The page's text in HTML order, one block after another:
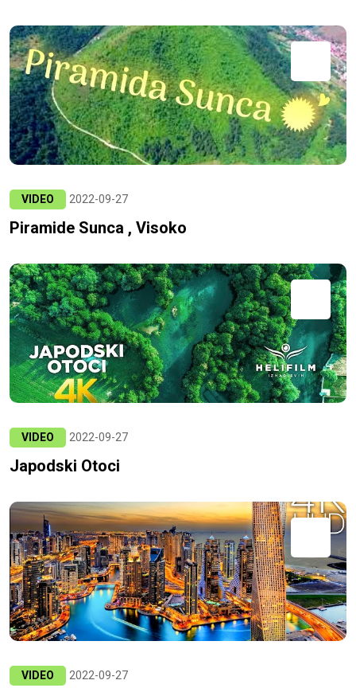
VIDEO 2022-09-27
Piramide Sunca , Visoko
VIDEO 2022-09-27
Japodski Otoci
VIDEO 2022-09-27